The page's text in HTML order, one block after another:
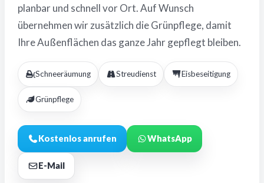
planbar und schnell vor Ort. Auf Wunsch
übernehmen wir zusätzlich die Grünpflege, damit
Ihre Außenflächen das ganze Jahr gepflegt bleiben.
Schneeräumung Streudienst Eisbeseitigung
Grünpflege
Kostenlos anrufen WhatsApp
E-Mail